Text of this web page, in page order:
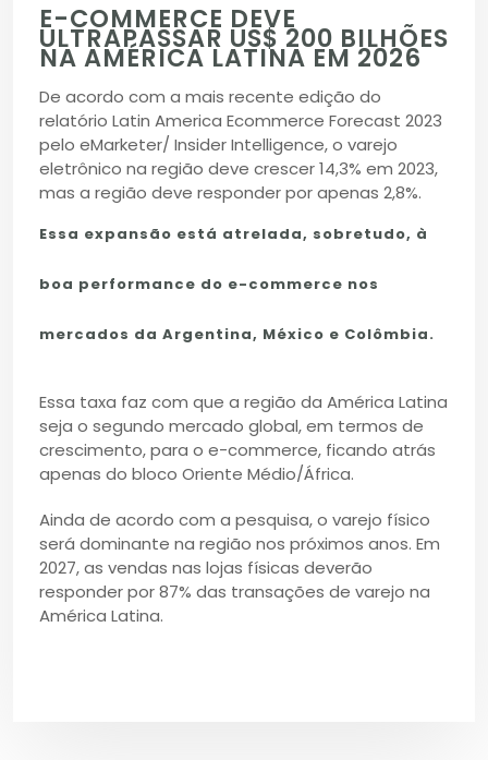
E-COMMERCE DEVE
ULTRAPASSAR US$ 200 BILHÕES
NA AMÉRICA LATINA EM 2026
De acordo com a mais recente edição do
relatório Latin America Ecommerce Forecast 2023
pelo eMarketer/ Insider Intelligence, o varejo
eletrônico na região deve crescer 14,3% em 2023,
mas a região deve responder por apenas 2,8%.
Essa expansão está atrelada, sobretudo, à
boa performance do e-commerce nos
mercados da Argentina, México e Colômbia.
Essa taxa faz com que a região da América Latina
seja o segundo mercado global, em termos de
crescimento, para o e-commerce, ficando atrás
apenas do bloco Oriente Médio/África.
Ainda de acordo com a pesquisa, o varejo físico
será dominante na região nos próximos anos. Em
2027, as vendas nas lojas físicas deverão
responder por 87% das transações de varejo na
América Latina.